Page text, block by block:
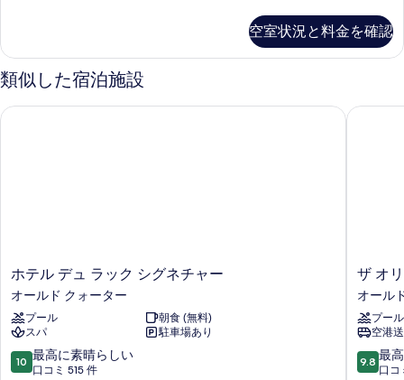
を
表
示
の
詳
細
空室状況と料金を確認
類似した宿泊施設
ホ
テ
ル
デ
ュ
ラ
ッ
ホテル デュ ラック シグネチャー
オールド クォーター
プール
朝食 (無料)
スパ
駐車場あり
10
段
10 最高に素晴らしい
口コミ 515 件
ホテル デュ ラック シグネチャー
ザ
オ
リ
エ
ン
タ
ル
ザ オ
オール
プール
空港
10
段
9.8 最
口コ
ザ オリ